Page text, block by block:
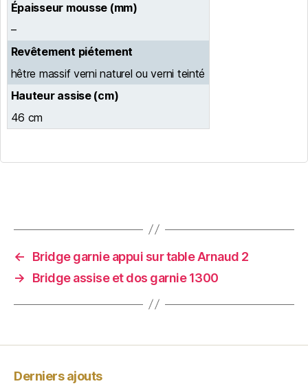
Épaisseur mousse (mm)
–
Revêtement piétement
hêtre massif verni naturel ou verni teinté
Hauteur assise (cm)
46 cm
←
Bridge garnie appui sur table Arnaud 2
→
Bridge assise et dos garnie 1300
Derniers ajouts